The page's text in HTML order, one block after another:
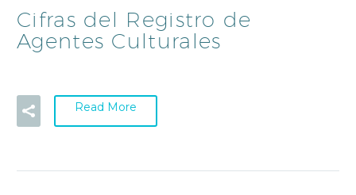
Cifras del Registro de
Agentes Culturales
Read More